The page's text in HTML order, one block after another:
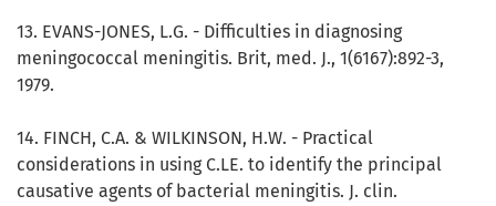
13. EVANS-JONES, L.G. - Difficulties in diagnosing
meningococcal meningitis. Brit, med. J., 1(6167):892-3,
1979.
14. FINCH, C.A. & WILKINSON, H.W. - Practical
considerations in using C.LE. to identify the principal
causative agents of bacterial meningitis. J. clin.